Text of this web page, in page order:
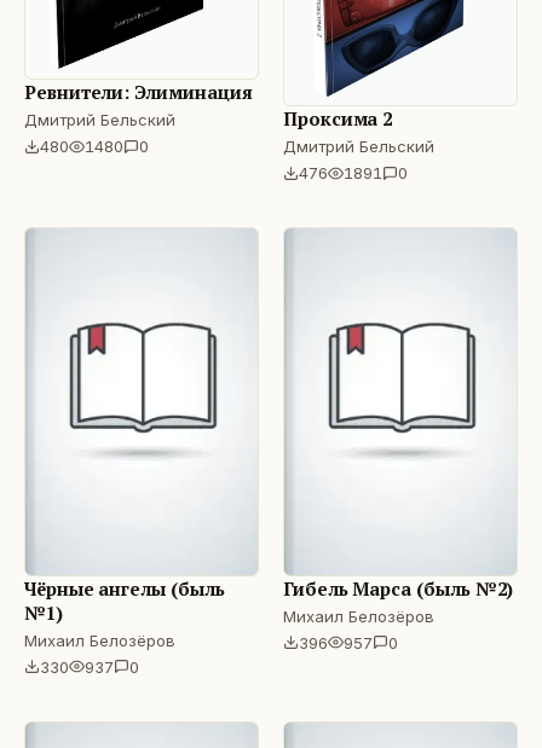
Ревнители: Элиминация
Дмитрий Бельский
480
1480 0
Проксима 2
Дмитрий Бельский
476
1891 0
Чёрные ангелы (быль
№1)
Михаил Белозёров
330
937 0
Гибель Марса (быль №2)
Михаил Белозёров
396
957 0